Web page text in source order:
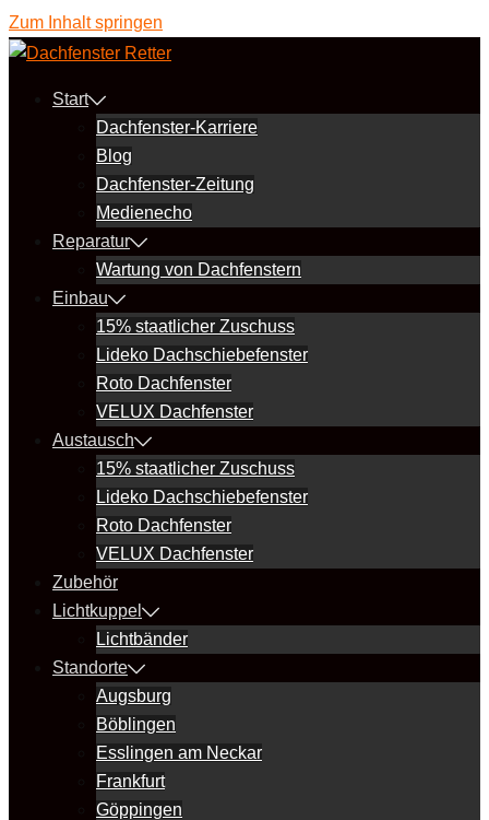
Zum Inhalt springen
Start
Dachfenster-Karriere
Blog
Dachfenster-Zeitung
Medienecho
Reparatur
Wartung von Dachfenstern
Einbau
15% staatlicher Zuschuss
Lideko Dachschiebefenster
Roto Dachfenster
VELUX Dachfenster
Austausch
15% staatlicher Zuschuss
Lideko Dachschiebefenster
Roto Dachfenster
VELUX Dachfenster
Zubehör
Lichtkuppel
Lichtbänder
Standorte
Augsburg
Böblingen
Esslingen am Neckar
Frankfurt
Göppingen